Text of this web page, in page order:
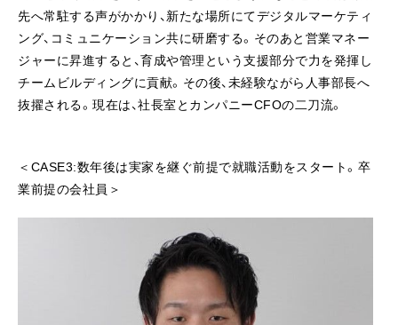
先へ常駐する声がかかり、新たな場所にてデジタルマーケティ
ング、コミュニケーション共に研磨する。そのあと営業マネー
ジャーに昇進すると、育成や管理という支援部分で力を発揮し
チームビルディングに貢献。その後、未経験ながら人事部長へ
抜擢される。現在は、社長室とカンパニーCFOの二刀流。
＜CASE3:数年後は実家を継ぐ前提で就職活動をスタート。卒
業前提の会社員＞